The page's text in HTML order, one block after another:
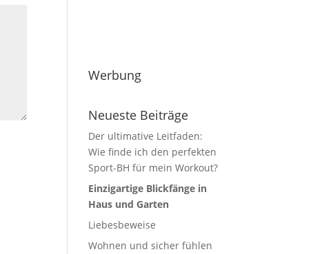
Werbung
Neueste Beiträge
Der ultimative Leitfaden:
Wie finde ich den perfekten
Sport-BH für mein Workout?
Einzigartige Blickfänge in
Haus und Garten
Liebesbeweise
Wohnen und sicher fühlen